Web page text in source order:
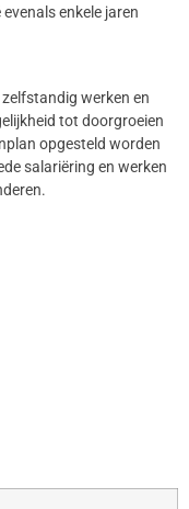
enkele jaren
werken en
tot doorgroeien
opgesteld worden
salariëring en werken